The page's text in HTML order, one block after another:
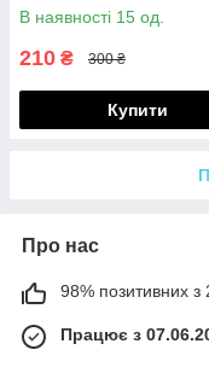
В наявності 15 од.
210 ₴ 300 ₴
Купити
Про нас
98% позитивних з
Працює з